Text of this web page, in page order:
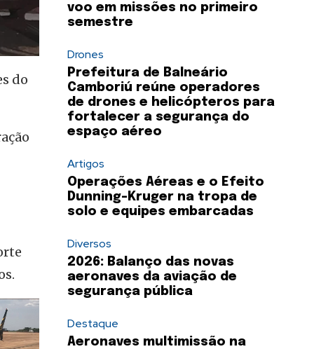
do
voo em missões no primeiro
semestre
Drones
Prefeitura de Balneário
Camboriú reúne operadores
de drones e helicópteros para
fortalecer a segurança do
espaço aéreo
Artigos
Operações Aéreas e o Efeito
Dunning-Kruger na tropa de
solo e equipes embarcadas
Diversos
2026: Balanço das novas
aeronaves da aviação de
segurança pública
Destaque
Aeronaves multimissão na